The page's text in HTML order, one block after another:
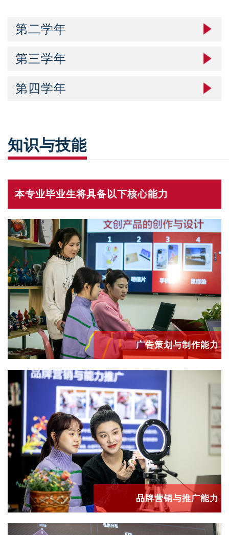
第二学年
第三学年
第四学年
知识与技能
本专业毕业生将具备以下核心能力
广告策划与制作能力
品牌营销与推广能力